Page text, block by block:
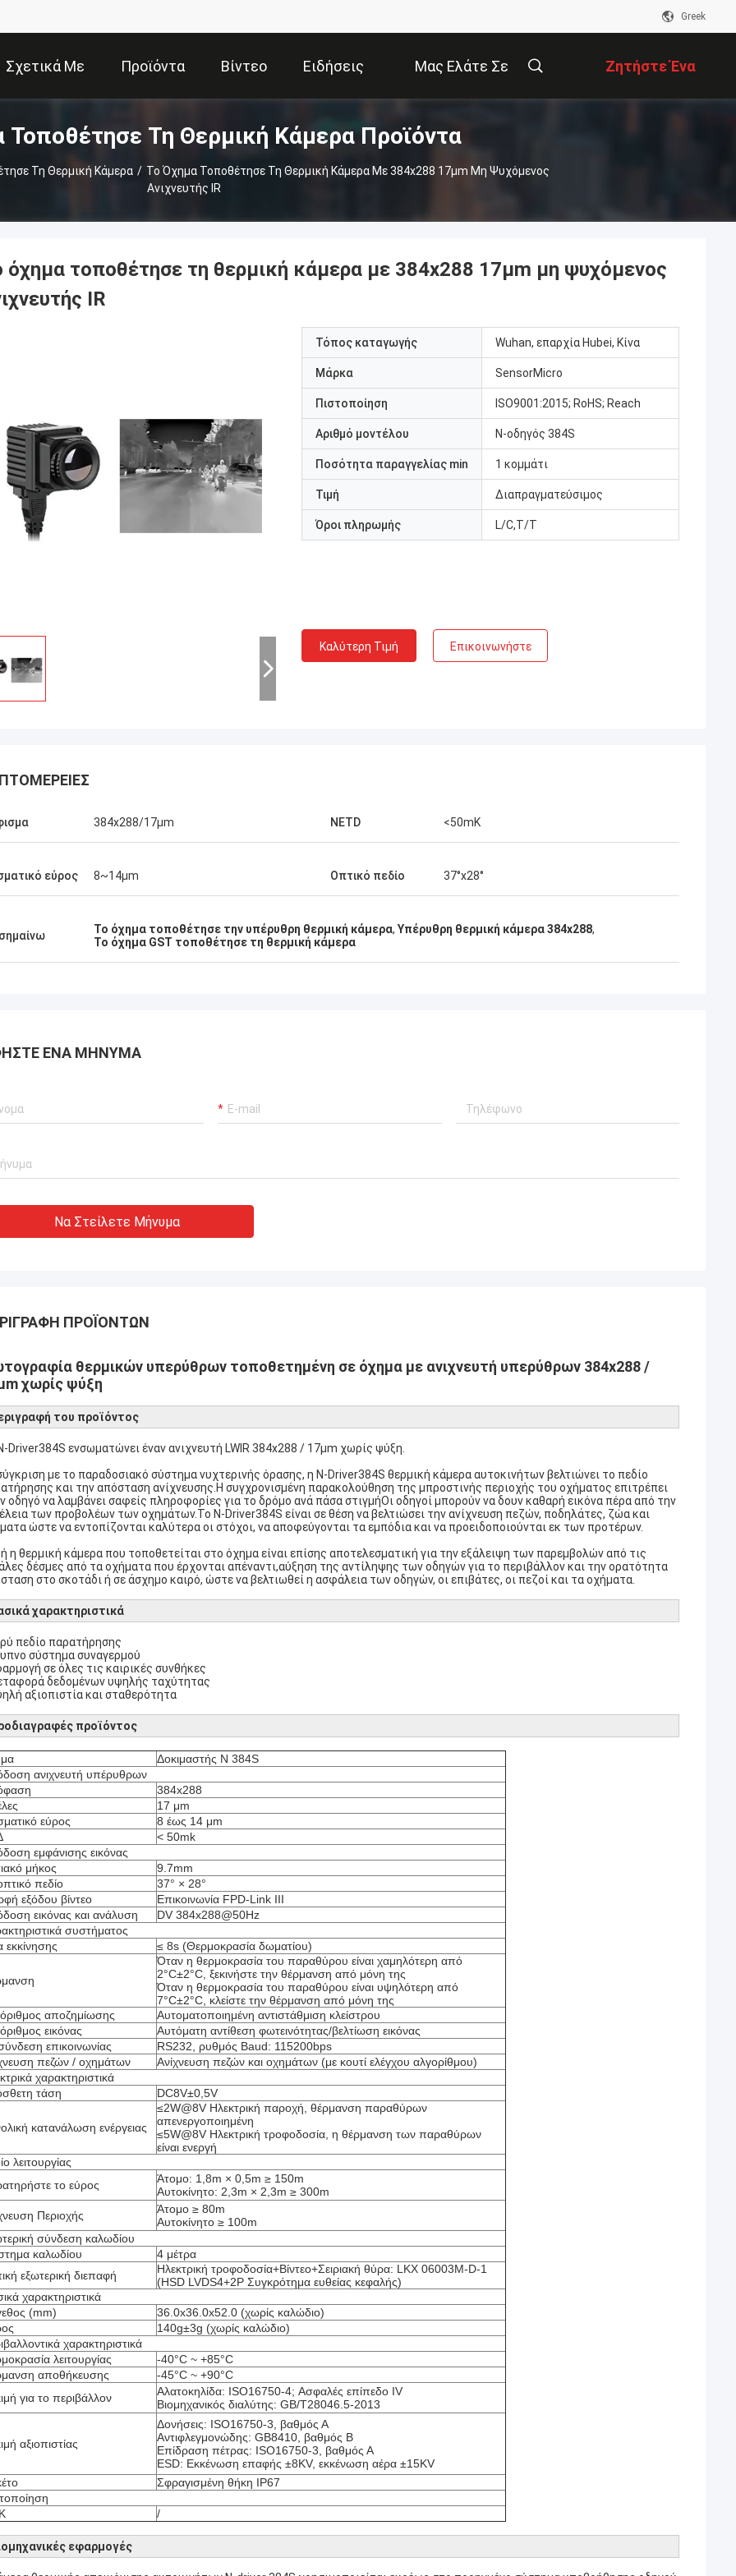
Greek
Σχετικά Με
Εμάς
Προϊόντα Βίντεο Ειδήσεις Μας Ελάτε Σε
Επαφή Με
Ζητήστε Ένα
Απόσπασμα
Τοποθέτησε Τη Θερμική Κάμερα Προϊόντα
Τη Θερμική Κάμερα / Το Όχημα Τοποθέτησε Τη Θερμική Κάμερα Με 384x288 17μm Μη Ψυχόμενος
Ανιχνευτής IR
όχημα τοποθέτησε τη θερμική κάμερα με 384x288 17μm μη ψυχόμενος
IR
Τόπος καταγωγής Wuhan, επαρχία Hubei, Κίνα
Μάρκα SensorMicro
Πιστοποίηση ISO9001:2015; RoHS; Reach
Αριθμό μοντέλου Ν-οδηγός 384S
Ποσότητα παραγγελίας min 1 κομμάτι
Τιμή Διαπραγματεύσιμος
Όροι πληρωμής L/C,T/T
Καλύτερη Τιμή Επικοινωνήστε
384x288/17μm NETD <50mK
εύρος 8~14μm Οπτικό πεδίο 37°x28°
Το όχημα τοποθέτησε την υπέρυθρη θερμική κάμερα, Υπέρυθρη θερμική κάμερα 384x288,
Το όχημα GST τοποθέτησε τη θερμική κάμερα
ΈΝΑ ΜΉΝΥΜΑ
Να Στείλετε Μήνυμα
ΠΡΟΪΌΝΤΩΝ
θερμικών υπερύθρων τοποθετημένη σε όχημα με ανιχνευτή υπερύθρων 384x288 /
χωρίς ψύξη
του προϊόντος
Driver384S ενσωματώνει έναν ανιχνευτή LWIR 384x288 / 17μm χωρίς ψύξη.
με το παραδοσιακό σύστημα νυχτερινής όρασης, η N-Driver384S θερμική κάμερα αυτοκινήτων βελτιώνει το πεδίο
και την απόσταση ανίχνευσης.Η συγχρονισμένη παρακολούθηση της μπροστινής περιοχής του οχήματος επιτρέπει
οδηγό να λαμβάνει σαφείς πληροφορίες για το δρόμο ανά πάσα στιγμήΟι οδηγοί μπορούν να δουν καθαρή εικόνα πέρα από την
των προβολέων των οχημάτων.Το N-Driver384S είναι σε θέση να βελτιώσει την ανίχνευση πεζών, ποδηλάτες, ζώα και
ώστε να εντοπίζονται καλύτερα οι στόχοι, να αποφεύγονται τα εμπόδια και να προειδοποιούνται εκ των προτέρων.
η θερμική κάμερα που τοποθετείται στο όχημα είναι επίσης αποτελεσματική για την εξάλειψη των παρεμβολών από τις
δέσμες από τα οχήματα που έρχονται απέναντι,αύξηση της αντίληψης των οδηγών για το περιβάλλον και την ορατότητα
στο σκοτάδι ή σε άσχημο καιρό, ώστε να βελτιωθεί η ασφάλεια των οδηγών, οι επιβάτες, οι πεζοί και τα οχήματα.
χαρακτηριστικά
πεδίο παρατήρησης
σύστημα συναγερμού
σε όλες τις καιρικές συνθήκες
δεδομένων υψηλής ταχύτητας
αξιοπιστία και σταθερότητα
προϊόντος
Δοκιμαστής N 384S
ανιχνευτή υπέρυθρων
384x288
17 μm
εύρος
8 έως 14 μm
< 50mk
εμφάνισης εικόνας
μήκος
9.7mm
πεδίο
37° × 28°
εξόδου βίντεο
Επικοινωνία FPD-Link III
εικόνας και ανάλυση
DV 384x288@50Hz
συστήματος
≤ 8s (Θερμοκρασία δωματίου)
Όταν η θερμοκρασία του παραθύρου είναι χαμηλότερη από
2°C±2°C, ξεκινήστε την θέρμανση από μόνη της
Όταν η θερμοκρασία του παραθύρου είναι υψηλότερη από
7°C±2°C, κλείστε την θέρμανση από μόνη της
αποζημίωσης
Αυτοματοποιημένη αντιστάθμιση κλείστρου
εικόνας
Αυτόματη αντίθεση φωτεινότητας/βελτίωση εικόνας
επικοινωνίας
RS232, ρυθμός Baud: 115200bps
πεζών / οχημάτων
Ανίχνευση πεζών και οχημάτων (με κουτί ελέγχου αλγορίθμου)
χαρακτηριστικά
τάση
DC8V±0,5V
κατανάλωση ενέργειας
≤2W@8V Ηλεκτρική παροχή, θέρμανση παραθύρων
απενεργοποιημένη
≤5W@8V Ηλεκτρική τροφοδοσία, η θέρμανση των παραθύρων
είναι ενεργή
λειτουργίας
το εύρος
Άτομο: 1,8m × 0,5m ≥ 150m
Αυτοκίνητο: 2,3m × 2,3m ≥ 300m
Περιοχής
Άτομο ≥ 80m
Αυτοκίνητο ≥ 100m
σύνδεση καλωδίου
καλωδίου
4 μέτρα
εξωτερική διεπαφή
Ηλεκτρική τροφοδοσία+Βίντεο+Σειριακή θύρα: LKX 06003M-D-1
(HSD LVDS4+2P Συγκρότημα ευθείας κεφαλής)
χαρακτηριστικά
(mm)
36.0x36.0x52.0 (χωρίς καλώδιο)
140g±3g (χωρίς καλώδιο)
χαρακτηριστικά
λειτουργίας
-40°C ~ +85°C
αποθήκευσης
-45°C ~ +90°C
για το περιβάλλον
Αλατοκηλίδα: ISO16750-4; Ασφαλές επίπεδο IV
Βιομηχανικός διαλύτης: GB/T28046.5-2013
αξιοπιστίας
Δονήσεις: ISO16750-3, βαθμός Α
Αντιφλεγμονώδης: GB8410, βαθμός Β
Επίδραση πέτρας: ISO16750-3, βαθμός Α
ESD: Εκκένωση επαφής ±8KV, εκκένωση αέρα ±15KV
Σφραγισμένη θήκη IP67
/
εφαρμογές